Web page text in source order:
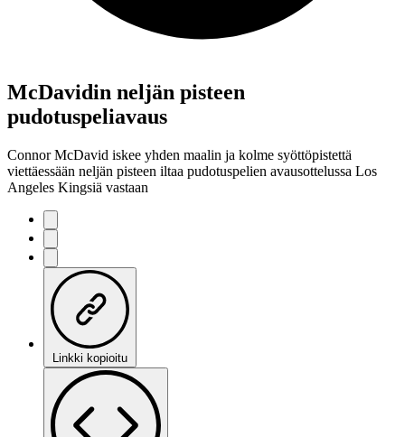
McDavidin neljän pisteen
pudotuspeliavaus
Connor McDavid iskee yhden maalin ja kolme syöttöpistettä
viettäessään neljän pisteen iltaa pudotuspelien avausottelussa Los
Angeles Kingsiä vastaan
Linkki kopioitu